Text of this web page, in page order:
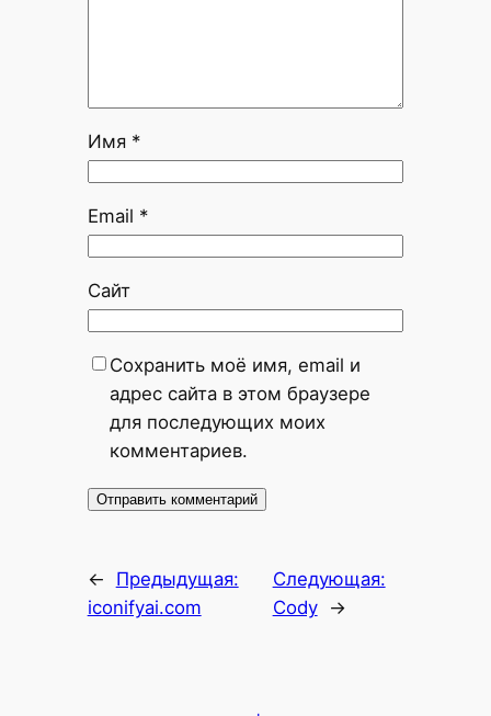
Имя *
Email *
Сайт
Сохранить моё имя, email и
адрес сайта в этом браузере
для последующих моих
комментариев.
←
Предыдущая:
iconifyai.com
Следующая:
Cody
→